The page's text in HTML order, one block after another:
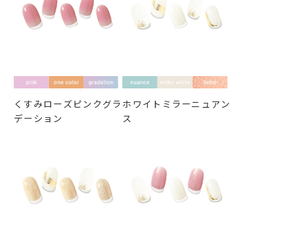
くすみローズピンクグラ
デーション
ホワイトミラーニュアン
ス